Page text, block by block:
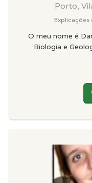
Porto,
Explicações
O meu nome é
Biologia e